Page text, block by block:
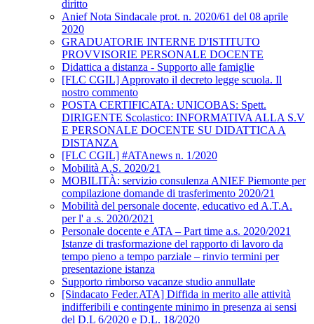
diritto
Anief Nota Sindacale prot. n. 2020/61 del 08 aprile
2020
GRADUATORIE INTERNE D'ISTITUTO
PROVVISORIE PERSONALE DOCENTE
Didattica a distanza - Supporto alle famiglie
[FLC CGIL] Approvato il decreto legge scuola. Il
nostro commento
POSTA CERTIFICATA: UNICOBAS: Spett.
DIRIGENTE Scolastico: INFORMATIVA ALLA S.V
E PERSONALE DOCENTE SU DIDATTICA A
DISTANZA
[FLC CGIL] #ATAnews n. 1/2020
Mobilità A.S. 2020/21
MOBILITÀ: servizio consulenza ANIEF Piemonte per
compilazione domande di trasferimento 2020/21
Mobilità del personale docente, educativo ed A.T.A.
per l' a .s. 2020/2021
Personale docente e ATA – Part time a.s. 2020/2021
Istanze di trasformazione del rapporto di lavoro da
tempo pieno a tempo parziale – rinvio termini per
presentazione istanza
Supporto rimborso vacanze studio annullate
[Sindacato Feder.ATA] Diffida in merito alle attività
indifferibili e contingente minimo in presenza ai sensi
del D.L 6/2020 e D.L. 18/2020